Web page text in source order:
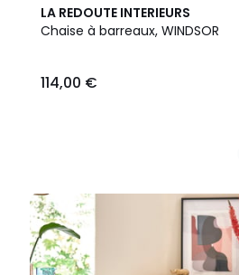
LA REDOUTE INTERIEURS
Chaise à barreaux, WINDSOR
114,00 €
4
Couleurs